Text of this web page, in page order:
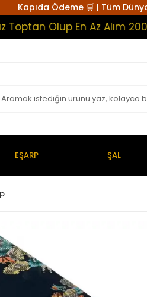
Kapıda Ödeme 🛒 | Tüm
Olup En Az Alım 200 TL)
EŞARP ŞAL